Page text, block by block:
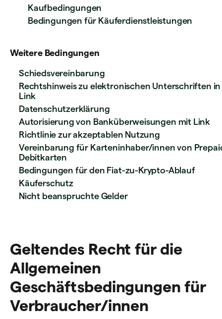
Kaufbedingungen
Bedingungen für Käuferdienstleistungen
Weitere Bedingungen
Schiedsvereinbarung
Rechtshinweis zu elektronischen Unterschriften in
Link
Datenschutzerklärung
Autorisierung von Banküberweisungen mit Link
Richtlinie zur akzeptablen Nutzung
Vereinbarung für Karteninhaber/innen von
Debitkarten
Bedingungen für den Fiat-zu-Krypto-Ablauf
Käuferschutz
Nicht beanspruchte Gelder
Geltendes Recht für die
Allgemeinen
Geschäftsbedingungen für
Verbraucher/innen